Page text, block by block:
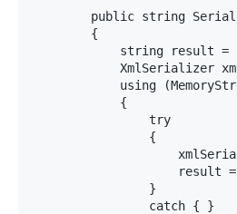
public string
        {
string result =
XmlSerializer
using
            {
                try
                {
result
                }
                catch { }